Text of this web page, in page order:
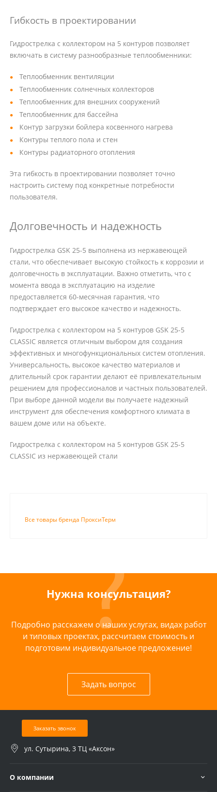
Гибкость в проектировании
Гидрострелка с коллектором на 5 контуров позволяет
включать в систему разнообразные теплообменники:
Теплообменник вентиляции
Теплообменник солнечных коллекторов
Теплообменник для внешних сооружений
Теплообменник для бассейна
Контур загрузки бойлера косвенного нагрева
Контуры теплого пола и стен
Контуры радиаторного отопления
Эта гибкость в проектировании позволяет точно
настроить систему под конкретные потребности
пользователя.
Долговечность и надежность
Гидрострелка GSK 25-5 выполнена из нержавеющей
стали, что обеспечивает высокую стойкость к коррозии и
долговечность в эксплуатации. Важно отметить, что с
момента ввода в эксплуатацию на изделие
предоставляется 60-месячная гарантия, что
подтверждает его высокое качество и надежность.
Гидрострелка с коллектором на 5 контуров GSK 25-5
CLASSIC является отличным выбором для создания
эффективных и многофункциональных систем отопления.
Универсальность, высокое качество материалов и
длительный срок гарантии делают её привлекательным
решением для профессионалов и частных пользователей.
При выборе данной модели вы получаете надежный
инструмент для обеспечения комфортного климата в
вашем доме или на объекте.
Гидрострелка с коллектором на 5 контуров GSK 25-5
CLASSIC из нержавеющей стали
Все товары бренда ПроксиТерм
Нужна консультация?
Подробно расскажем о наших услугах, видах работ
и типовых проектах, рассчитаем стоимость и
подготовим индивидуальное предложение!
Задать вопрос
Заказать звонок
ул. Сутырина, 3 ТЦ «Аксон»
О компании